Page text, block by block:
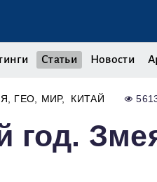
Статьи Новости
ГЕО МИР КИТАЙ
год.